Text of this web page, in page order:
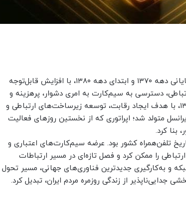
به گزارش رسیده از روابط عمومی ایرانسل، در سال‌های پایانی دهه ۱۳۷۰ و ابتدای دهه ۱۳۸۰، با افزایش قابل‌توجه
دسترسی به سیم‌کارت به امری دشوار، پرهزینه و
زمان‌بر تبدیل شده بود. در چنین شرایطی، ۲۹ مهرماه ۱۳۸۵، با هدف ایجاد رقابت، توسعه زیرساخت‌های ارتباطی و
متولد شد؛ اپراتوری که از نخستین روزهای فعالیت
بنا کرد.
تلفن‌همراه کشور بود. عرضه سیم‌کارت‌های اعتباری و
را ممکن کرد و فصل تازه‌ای در مسیر ارتباطات
و به‌کارگیری جدیدترین فناوری‌های جهانی، مسیر تحول
جدایی‌ناپذیر از زندگی روزمره مردم ایران، تبدیل کرد.